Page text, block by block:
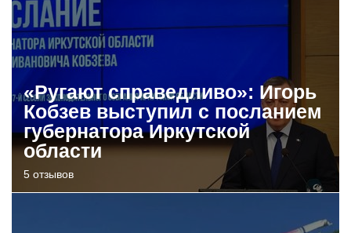
«Ругают справедливо»: Игорь
Кобзев выступил с посланием
губернатора Иркутской
области
5 отзывов